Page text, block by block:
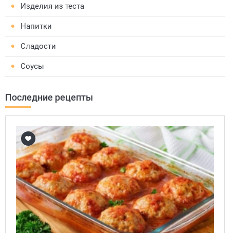
Изделия из теста
Напитки
Сладости
Соусы
Последние рецепты